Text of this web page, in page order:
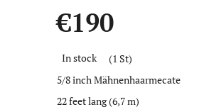
€190
In stock
(1 St)
5/8 inch Mähnenhaarmecate
22 feet lang (6,7 m)